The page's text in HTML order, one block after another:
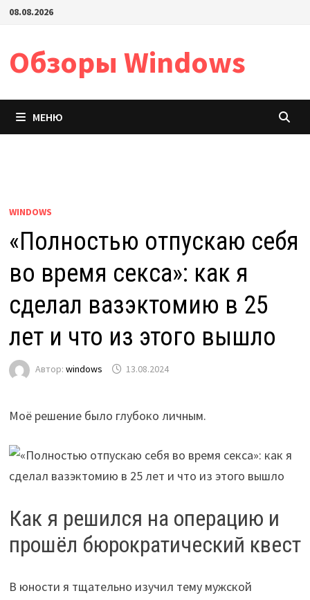
Перейти
содержимому
08.08.2026
Обзоры Windows
МЕНЮ
WINDOWS
«Полностью отпускаю себя
во время секса»: как я
сделал вазэктомию в 25
лет и что из этого вышло
Автор: windows 13.08.2024
Моё решение было глубоко личным.
Как я решился на операцию и
прошёл бюрократический квест
В юности я тщательно изучил тему мужской